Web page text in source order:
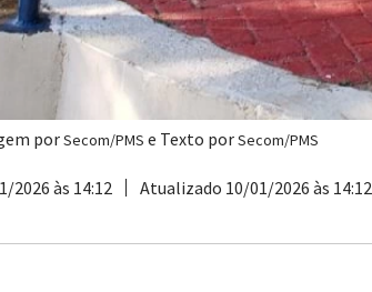
porSecom/PMS e Texto porSecom/PMS
2026 às 14:12 Atualizado 10/01/2026 às 14:12